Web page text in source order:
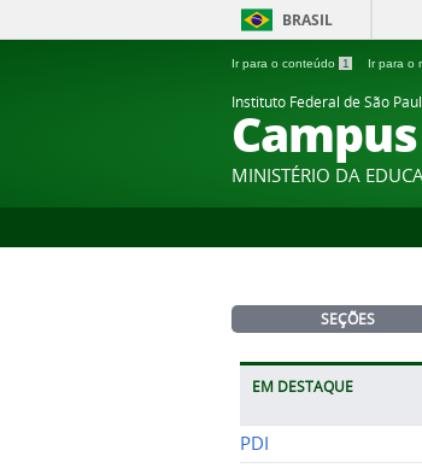
BRASIL
Ir para o conteúdo 1 Ir para o
Instituto Federal de São
MINISTÉRIO DA
SEÇÕES
EM DESTAQUE
PDI